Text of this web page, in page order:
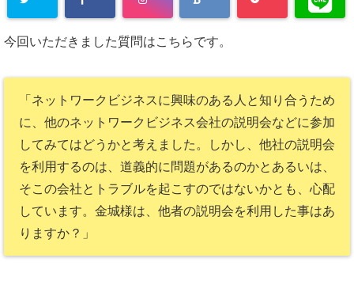
今回いただきました質問はこちらです。
「ネットワークビジネスに興味のある人と知り合うため
に、他のネットワークビジネス会社の説明会などに参加
してみてはどうかと考えました。しかし、他社の説明会
を利用するのは、道義的に問題があるのかとあるいは、
そこの会社とトラブルを起こすのではないかとも、心配
しています。金城様は、他者の説明会を利用した事はあ
りますか？」